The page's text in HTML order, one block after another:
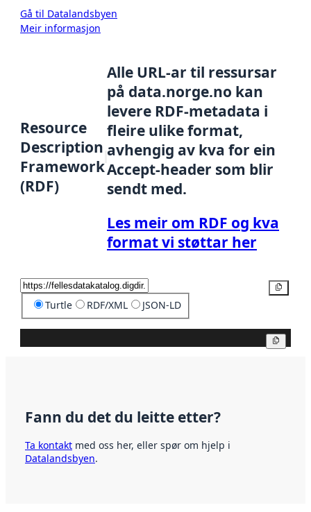
Gå til Datalandsbyen
Meir informasjon
Resource
Description
Framework
(RDF)
Alle URL-ar til ressursar
på data.norge.no kan
levere RDF-metadata i
fleire ulike format,
avhengig av kva for ein
Accept-header som blir
sendt med.
Les meir om RDF og kva
format vi støttar her
Turtle RDF/XML JSON-LD
Fann du det du leitte etter?
Ta kontakt med oss her, eller spør om hjelp i
Datalandsbyen.